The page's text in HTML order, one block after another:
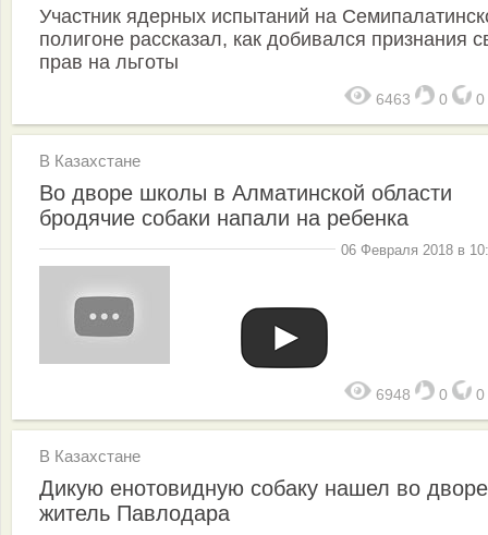
Участник ядерных испытаний на
полигоне рассказал, как добивался признания
прав на льготы
6463 0 0
В Казахстане
Во дворе школы в Алматинской области
бродячие собаки напали на ребенка
06 Февраля 2018 в
6948 0 0
В Казахстане
Дикую енотовидную собаку нашел во дворе
житель Павлодара